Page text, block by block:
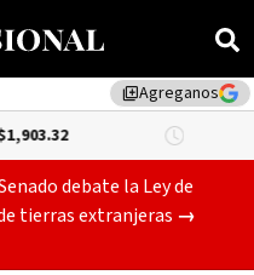
library_addAgreganos
DÓLAR BNA
debate la Ley de
tierras extranjeras →